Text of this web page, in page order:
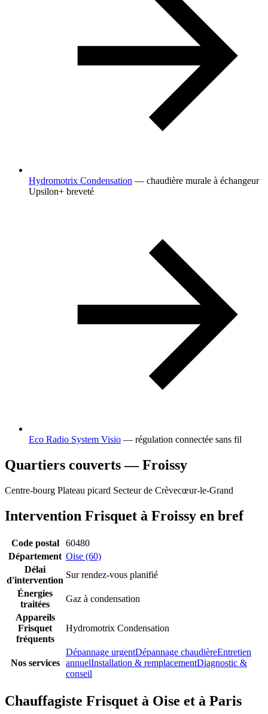
Hydromotrix Condensation — chaudière murale à échangeur
Upsilon+ breveté
Eco Radio System Visio — régulation connectée sans fil
Quartiers couverts — Froissy
Centre-bourg Plateau picard Secteur de Crèvecœur-le-Grand
Intervention Frisquet à Froissy en bref
Code postal
60480
Département Oise (60)
Délai
d'intervention
Sur rendez-vous planifié
Énergies
traitées
Gaz à condensation
Appareils
Frisquet
fréquents
Hydromotrix Condensation
Nos services
Dépannage urgentDépannage chaudièreEntretien
annuelInstallation & remplacementDiagnostic &
conseil
Chauffagiste Frisquet à Oise et à Paris